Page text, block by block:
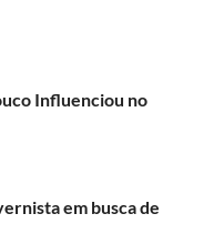
Influenciou no
em busca de